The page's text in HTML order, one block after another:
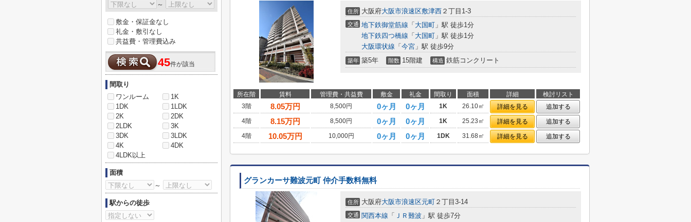
住所 大阪府大阪市浪速区敷津西 ２丁目1-3
交通 地下鉄御堂筋線 「 大国町 」駅 徒歩1分
地下鉄四つ橋線 「 大国町 」駅 徒歩1分
大阪環状線 「 今宮 」駅 徒歩9分
築年 築5年 階数 15階建 構造 鉄筋コンクリート
所在階 賃料 管理費・共益費 敷金 礼金 間取り 面積 詳細
検討リスト
3階
8.05万円 8,500円 0ヶ月 0ヶ月 1K 26.10㎡ 詳細を見る
追加する
4階
8.15万円 8,500円 0ヶ月 0ヶ月 1K 25.23㎡ 詳細を見る
追加する
4階
10.05万円 10,000円 0ヶ月 0ヶ月 1DK 31.68㎡ 詳細を見る 追加する
グランカーサ難波元町 仲介手数料無料
住所 大阪府大阪市浪速区元町 ２丁目3-14
交通 関西本線 「 ＪＲ難波 」駅 徒歩7分
～
敷金・保証金なし
礼金・敷引なし
共益費・管理費込み
45件が該当
間取り
ワンルーム
1K
1DK
1LDK
2K
2DK
2LDK
3K
3DK
3LDK
4K
4DK
4LDK以上
面積
～
駅からの徒歩